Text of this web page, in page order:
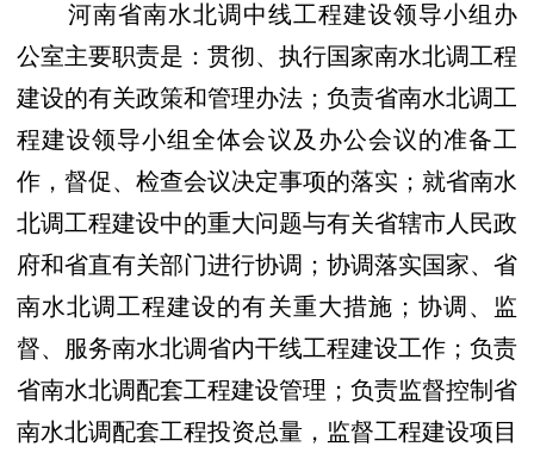
河南省南水北调中线工程建设领导小组办
公室主要职责是： 贯彻、执行国家南水北调工程
建设的有关政策和管理办法；负责省南水北调工
程建设领导小组全体会议及办公会议的准备工
作，督促、检查会议决定事项的落实；就省南水
北调工程建设中的重大问题与有关省辖市人民政
府和省直有关部门进行协调；协调落实国家、省
南水北调工程建设的有关重大措施；协调、监
督、服务南水北调省内干线工程建设工作；负责
省南水北调配套工程建设管理；负责监督控制省
南水北调配套工程投资总量，监督工程建设项目